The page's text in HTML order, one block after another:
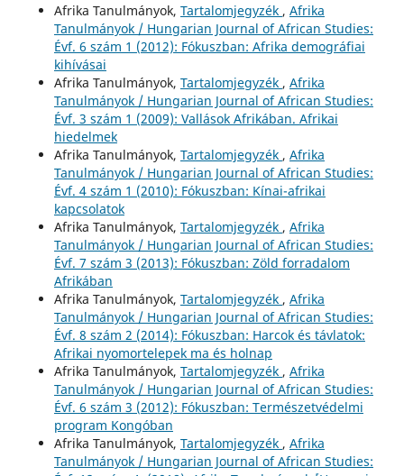
Afrika Tanulmányok, Tartalomjegyzék , Afrika
Tanulmányok / Hungarian Journal of African Studies:
Évf. 6 szám 1 (2012): Fókuszban: Afrika demográfiai
kihívásai
Afrika Tanulmányok, Tartalomjegyzék , Afrika
Tanulmányok / Hungarian Journal of African Studies:
Évf. 3 szám 1 (2009): Vallások Afrikában. Afrikai
hiedelmek
Afrika Tanulmányok, Tartalomjegyzék , Afrika
Tanulmányok / Hungarian Journal of African Studies:
Évf. 4 szám 1 (2010): Fókuszban: Kínai-afrikai
kapcsolatok
Afrika Tanulmányok, Tartalomjegyzék , Afrika
Tanulmányok / Hungarian Journal of African Studies:
Évf. 7 szám 3 (2013): Fókuszban: Zöld forradalom
Afrikában
Afrika Tanulmányok, Tartalomjegyzék , Afrika
Tanulmányok / Hungarian Journal of African Studies:
Évf. 8 szám 2 (2014): Fókuszban: Harcok és távlatok:
Afrikai nyomortelepek ma és holnap
Afrika Tanulmányok, Tartalomjegyzék , Afrika
Tanulmányok / Hungarian Journal of African Studies:
Évf. 6 szám 3 (2012): Fókuszban: Természetvédelmi
program Kongóban
Afrika Tanulmányok, Tartalomjegyzék , Afrika
Tanulmányok / Hungarian Journal of African Studies: